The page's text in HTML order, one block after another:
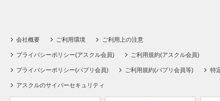
会社概要 ご利用環境 ご利用上の注意
プライバシーポリシー(アスクル会員) ご利用規約(アスクル会員)
プライバシーポリシー(パプリ会員) ご利用規約(パプリ会員等) 特
アスクルのサイバーセキュリティ